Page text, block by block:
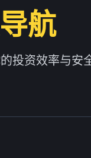
航
投资效率与安